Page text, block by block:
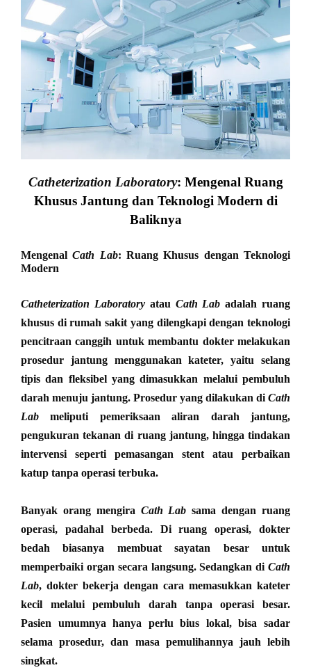
Catheterization Laboratory: Mengenal Ruang
Khusus Jantung dan Teknologi Modern di
Baliknya
MengenalCath Lab: Ruang Khusus dengan Teknologi
Modern
Catheterization Laboratoryatau Cath Lab adalah ruang
khusus di rumah sakit yang dilengkapi dengan teknologi
pencitraan canggih untuk membantu dokter melakukan
prosedur jantung menggunakan kateter, yaitu selang
tipis dan fleksibel yang dimasukkan melalui pembuluh
darah menuju jantung. Prosedur yang dilakukan di Cath
Lab meliputi pemeriksaan aliran darah jantung,
pengukuran tekanan di ruang jantung, hingga tindakan
intervensi seperti pemasangan stent atau perbaikan
katup tanpa operasi terbuka.
Banyak orang mengira Cath Lab sama dengan ruang
operasi, padahal berbeda. Di ruang operasi, dokter
bedah biasanya membuat sayatan besar untuk
memperbaiki organ secara langsung. Sedangkan di Cath
Lab, dokter bekerja dengan cara memasukkan kateter
kecil melalui pembuluh darah tanpa operasi besar.
Pasien umumnya hanya perlu bius lokal, bisa sadar
selama prosedur, dan masa pemulihannya jauh lebih
singkat.